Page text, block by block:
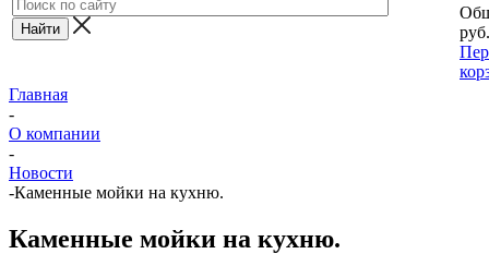
руб.
Главная
-
О компании
-
Новости
-Каменные мойки на кухню.
Каменные мойки на кухню.